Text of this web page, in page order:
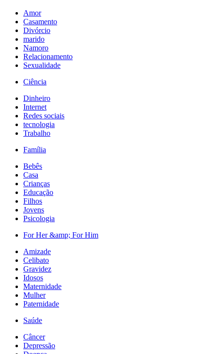
Amor
Casamento
Divórcio
marido
Namoro
Relacionamento
Sexualidade
Ciência
Dinheiro
Internet
Redes sociais
tecnologia
Trabalho
Família
Bebês
Casa
Crianças
Educação
Filhos
Jovens
Psicologia
For Her &amp; For Him
Amizade
Celibato
Gravidez
Idosos
Maternidade
Mulher
Paternidade
Saúde
Câncer
Depressão